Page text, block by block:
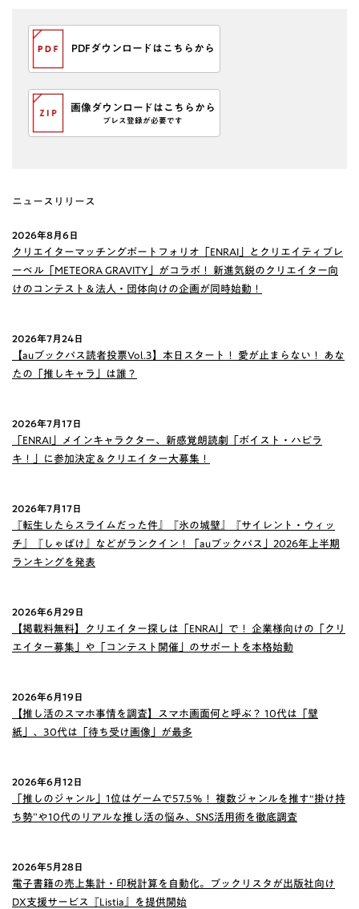
PDFダウンロードはこちらから
画像ダウンロードはこちらから
プレス登録が必要です
ニュースリリース
2026年8月6日
クリエイターマッチングポートフォリオ「ENRAI」とクリエイティブレ
ーベル「METEORA GRAVITY」がコラボ！ 新進気鋭のクリエイター向
けのコンテスト＆法人・団体向けの企画が同時始動！
2026年7月24日
【auブックパス読者投票Vol.3】本日スタート！ 愛が止まらない！ あな
たの「推しキャラ」は誰？
2026年7月17日
「ENRAI」メインキャラクター、新感覚朗読劇「ボイスト・ハピラ
キ！」に参加決定＆クリエイター大募集！
2026年7月17日
『転生したらスライムだった件』『氷の城壁』『サイレント・ウィッ
チ』『しゃばけ』などがランクイン！「auブックパス」2026年上半期
ランキングを発表
2026年6月29日
【掲載料無料】クリエイター探しは「ENRAI」で！ 企業様向けの「クリ
エイター募集」や「コンテスト開催」のサポートを本格始動
2026年6月19日
【推し活のスマホ事情を調査】スマホ画面何と呼ぶ？ 10代は「壁
紙」、30代は「待ち受け画像」が最多
2026年6月12日
「推しのジャンル」1位はゲームで57.5％！ 複数ジャンルを推す“掛け持
ち勢”や10代のリアルな推し活の悩み、SNS活用術を徹底調査
2026年5月28日
電子書籍の売上集計・印税計算を自動化。ブックリスタが出版社向け
DX支援サービス『Listia』を提供開始